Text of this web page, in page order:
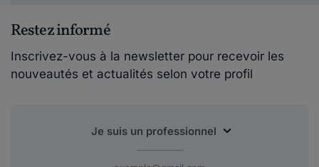
Restez informé
Inscrivez-vous à la newsletter pour recevoir les
nouveautés et actualités selon votre profil